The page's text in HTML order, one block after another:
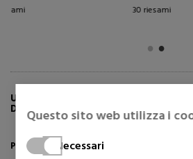
Questo sito web utilizza i
Necessari
ULTERIORI INFORMAZIONI SU
DECOLLETE TRATTAMENTO
Phyto Buste Decollete - Trattamento